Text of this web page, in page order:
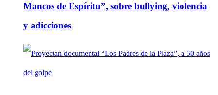
Mancos de Espíritu”, sobre bullying, violencia
y adicciones